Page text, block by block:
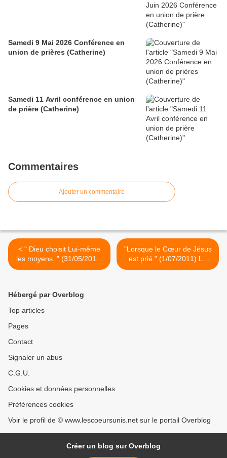
Samedi 9 Mai 2026 Conférence en
union de prières (Catherine)
Samedi 11 Avril conférence en union
de prière (Catherine)
Commentaires
Ajouter un commentaire
< " Dieu choisit Lui-même
les moyens. " (31/05/2011)
La Vierge Marie
"Lorsque le Cœur de Jésus
est prié." (1/07/2011) La
Vierge Marie >
Hébergé par Overblog
Top articles
Pages
Contact
Signaler un abus
C.G.U.
Cookies et données personnelles
Préférences cookies
Voir le profil de © www.lescoeursunis.net sur le portail Overblog
Créer un blog sur Overblog